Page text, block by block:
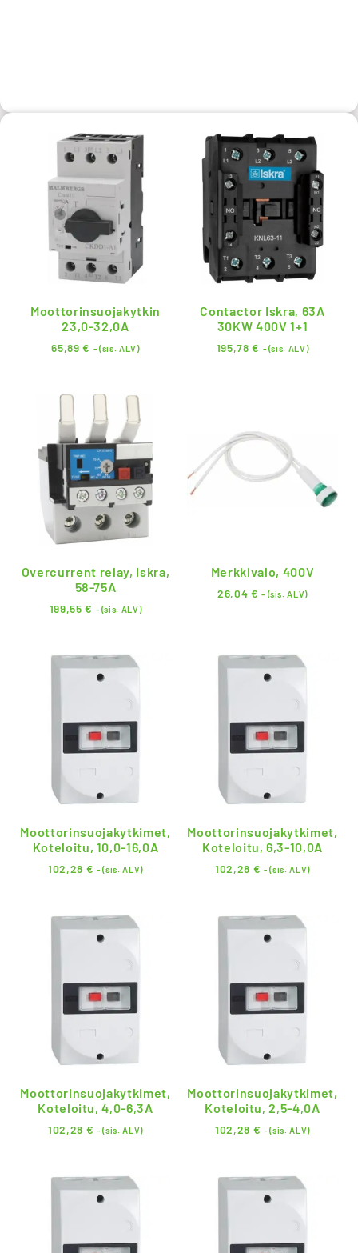
Moottorinsuojakytkin
23,0-32,0A
65,89€ - (sis. ALV)
Contactor Iskra, 63A
30KW 400V 1+1
195,78€ - (sis. ALV)
Overcurrent relay, Iskra,
58-75A
199,55€ - (sis. ALV)
Merkkivalo, 400V
26,04 € - (sis. ALV)
Moottorinsuojakytkimet,
Koteloitu, 10,0-16,0A
102,28 € - (sis. ALV)
Moottorinsuojakytkimet,
Koteloitu, 6,3-10,0A
102,28 € - (sis. ALV)
Moottorinsuojakytkimet,
Koteloitu, 4,0-6,3A
102,28 € - (sis. ALV)
Moottorinsuojakytkimet,
Koteloitu, 2,5-4,0A
102,28 € - (sis. ALV)